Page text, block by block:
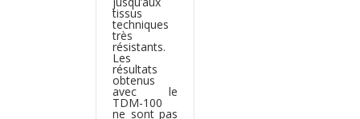
tissus
techniques
très
résistants.
Les
résultats
obtenus
avec le
TDM-100
ne sont pas